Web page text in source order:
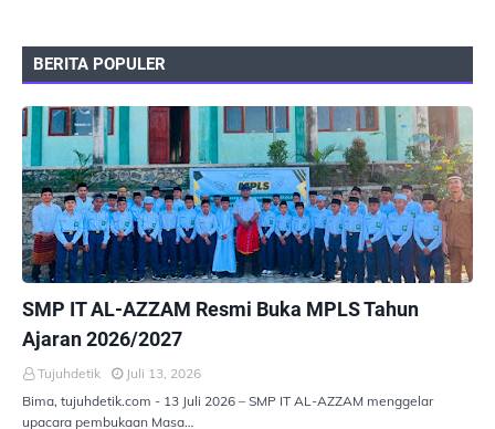
BERITA POPULER
SMP IT AL-AZZAM Resmi Buka MPLS Tahun
Ajaran 2026/2027
Tujuhdetik
Juli 13, 2026
Bima, tujuhdetik.com - 13 Juli 2026 – SMP IT AL-AZZAM menggelar
upacara pembukaan Masa…